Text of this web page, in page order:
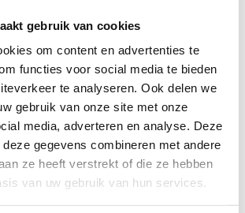
gebruik van cookies
om content en advertenties te
functies voor social media te bieden
te analyseren. Ook delen we
gebruik van onze site met onze
media, adverteren en analyse. Deze
gegevens combineren met andere
ze heeft verstrekt of die ze hebben
van uw gebruik van hun services.
met aan beide zijden een
krukbediendis ideaal voor achter- of
wordt netjes afgewerkt met grondverf
wordt direct gemonteerd. (exclusief
gemonteerd met minimaal drie